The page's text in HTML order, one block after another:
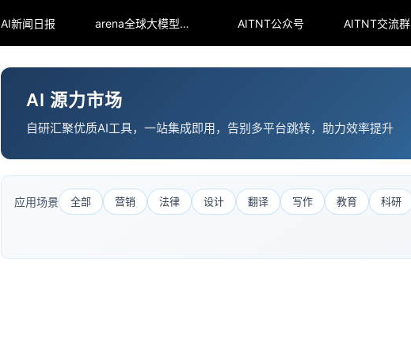
AI新闻日报 arena全球大模型排行榜 AITNT公众号 AITNT交流群
AI 源力市场
自研汇聚优质AI工具，一站集成即用，告别多平台跳转，助力效率提升
应用场景 全部 营销 法律 设计 翻译 写作 教育 科研